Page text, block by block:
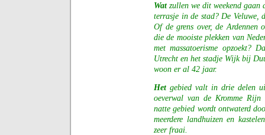
Watzullen we dit weekend gaan
terrasje in de stad? De Veluwe,
Of de grens over, de Ardennen
die de mooiste plekken van
met massatoerisme opzoekt?
Utrecht en het stadje Wijk bij
woon er al 42 jaar.
Hetgebied valt in drie delen
oeverwal van de Kromme
natte gebied wordt ontwaterd
meerdere landhuizen en
zeer fraai.